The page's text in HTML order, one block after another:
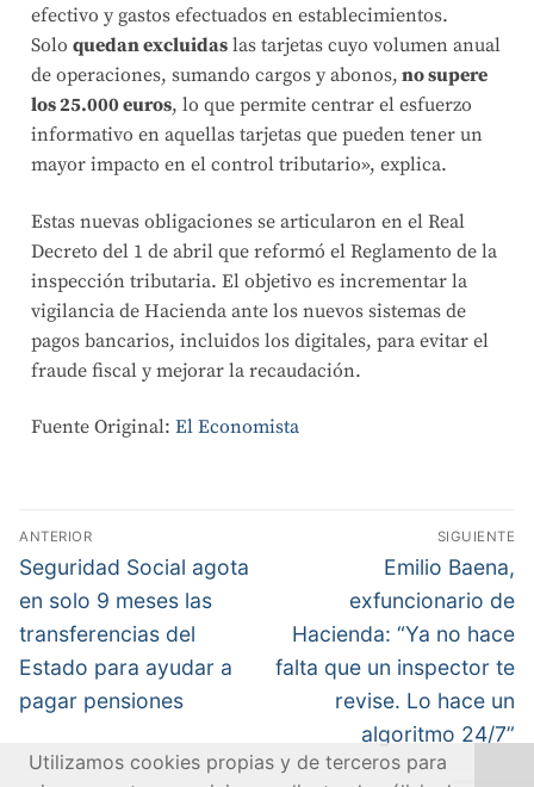
efectivo y gastos efectuados en establecimientos.
Solo quedan excluidas las tarjetas cuyo volumen anual
de operaciones, sumando cargos y abonos, no supere
los 25.000 euros, lo que permite centrar el esfuerzo
informativo en aquellas tarjetas que pueden tener un
mayor impacto en el control tributario», explica.
Estas nuevas obligaciones se articularon en el Real
Decreto del 1 de abril que reformó el Reglamento de la
inspección tributaria. El objetivo es incrementar la
vigilancia de Hacienda ante los nuevos sistemas de
pagos bancarios, incluidos los digitales, para evitar el
fraude fiscal y mejorar la recaudación.
Fuente Original: El Economista
ANTERIOR
Seguridad Social agota
en solo 9 meses las
transferencias del
Estado para ayudar a
pagar pensiones
SIGUIENTE
Emilio Baena,
exfuncionario de
Hacienda: “Ya no hace
falta que un inspector te
revise. Lo hace un
algoritmo 24/7”
Utilizamos cookies propias y de terceros para